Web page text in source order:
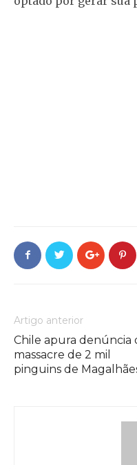
Artigo anterior
Chile apura denúncia
massacre de 2 mil
pinguins de